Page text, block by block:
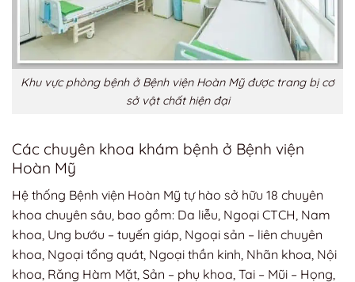
Khu vực phòng bệnh ở Bệnh viện Hoàn Mỹ được trang bị cơ
sở vật chất hiện đại
Các chuyên khoa khám bệnh ở Bệnh viện
Hoàn Mỹ
Hệ thống Bệnh viện Hoàn Mỹ tự hào sở hữu 18 chuyên
khoa chuyên sâu, bao gồm: Da liễu, Ngoại CTCH, Nam
khoa, Ung bướu – tuyến giáp, Ngoại sản – liên chuyên
khoa, Ngoại tổng quát, Ngoại thần kinh, Nhãn khoa, Nội
khoa, Răng Hàm Mặt, Sản – phụ khoa, Tai – Mũi – Họng,